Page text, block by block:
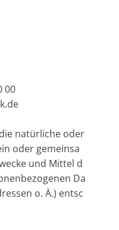
00
natürliche oder
oder gemeinsa
und Mittel d
Da
o. Ä.) entsc